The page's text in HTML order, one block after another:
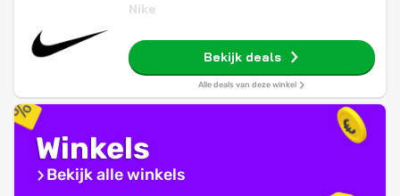
Nike
Bekijk deals
Alle deals van deze winkel
Winkels
Bekijk alle winkels